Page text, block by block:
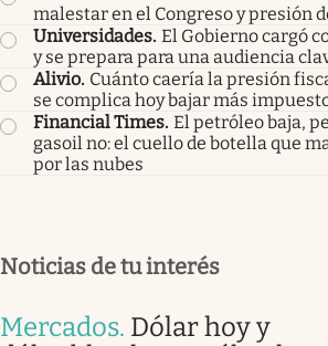
malestar en el Congreso y presión
Universidades. El Gobierno cargó
y se prepara para una audiencia
Alivio. Cuánto caería la presión
se complica hoy bajar más
Financial Times. El petróleo baja,
gasoil no: el cuello de botella que
por las nubes
Noticias de tu interés
Mercados. Dólar hoy y